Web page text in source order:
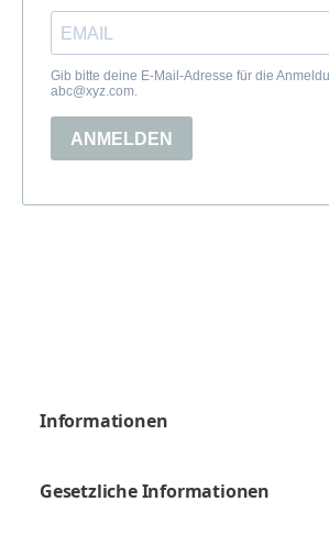
Informationen
Gesetzliche Informationen